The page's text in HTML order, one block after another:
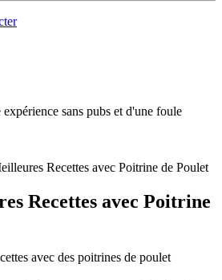
sans pubs et d'une foule
Recettes avec Poitrine de Poulet
Recettes avec Poitrine